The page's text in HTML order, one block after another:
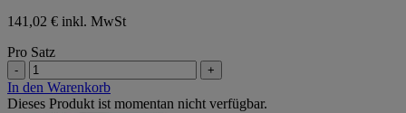
141,02 € inkl. MwSt
Pro Satz
- +
In den Warenkorb
Dieses Produkt ist momentan nicht verfügbar.